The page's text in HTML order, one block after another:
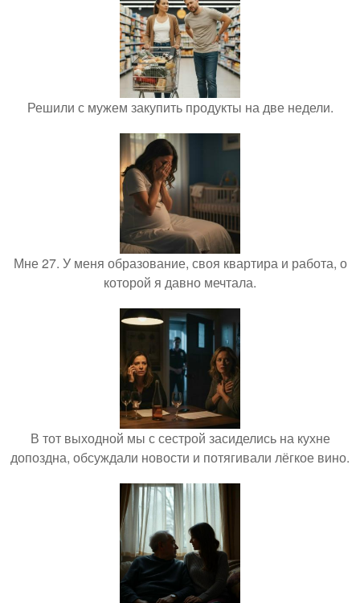
Решили с мужем закупить продукты на две недели.
Мне 27. У меня образование, своя квартира и работа, о
которой я давно мечтала.
В тот выходной мы с сестрой засиделись на кухне
допоздна, обсуждали новости и потягивали лёгкое вино.